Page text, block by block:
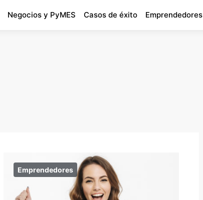
Negocios y PyMES Casos de éxito Emprendedores
Emprendedores